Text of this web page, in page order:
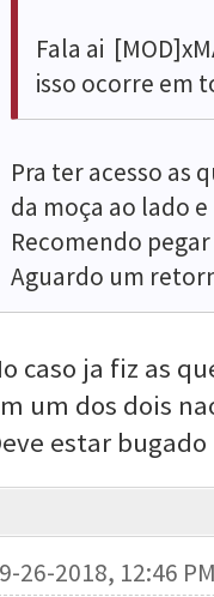
Fala ai
isso ocorre em
Pra ter acesso as
da moça ao lado
Recomendo
Aguardo um
caso ja fiz as
um dos dois
estar
26-2018, 12:46